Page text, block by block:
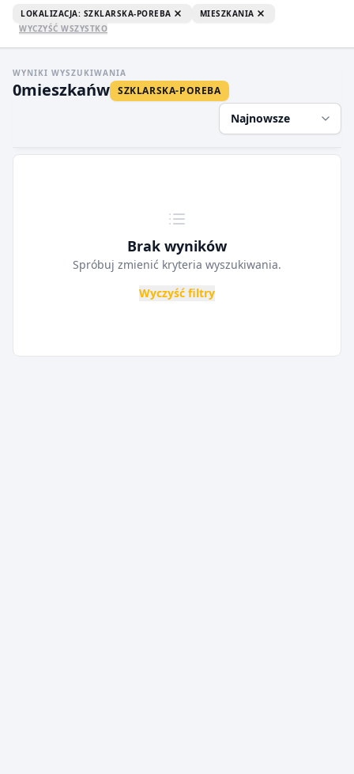
LOKALIZACJA: SZKLARSKA-POREBA
MIESZKANIA
WYCZYŚĆ WSZYSTKO
WYNIKI WYSZUKIWANIA
0mieszkańw SZKLARSKA-POREBA
Najnowsze
Brak wyników
Spróbuj zmienić kryteria wyszukiwania.
Wyczyść filtry